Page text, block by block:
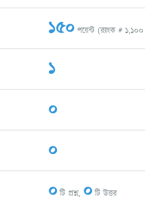
150 পয়েন্ট (র‌্যাংক #1,100
1
0
0
0টি প্রশ্ন, 0টি উত্তর